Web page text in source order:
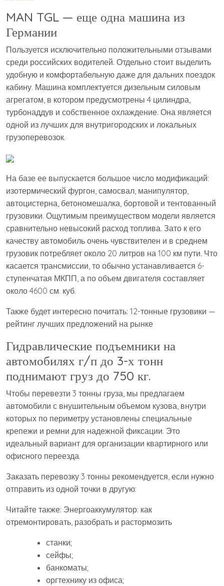
MAN TGL — еще одна машина из
Германии
Пользуется исключительно положительными отзывами
среди российских водителей. Отдельно стоит выделить
удобную и комфортабельную даже для дальних поездок
кабину. Машина комплектуется дизельным силовым
агрегатом, в котором предусмотрены 4 цилиндра,
турбонаддув и собственное охлаждение. Она является
одной из лучших для внутригородских и локальных
грузоперевозок.
На базе ее выпускается большое число модификаций:
изотермический фургон, самосвал, манипулятор,
автоцистерна, бетономешалка, бортовой и тентованный
грузовики. Ощутимым преимуществом модели является
сравнительно невысокий расход топлива. Зато к его
качеству автомобиль очень чувствителен и в среднем
грузовик потребляет около 20 литров на 100 км пути. Что
касается трансмиссии, то обычно устанавливается 6-
ступенчатая МКПП, а по объем двигателя составляет
около 4600 см. куб.
Также будет интересно почитать: 12-тонные грузовики —
рейтинг лучших предложений на рынке
Гидравлические подъемники на
автомобилях г/п до 3-х тонн
поднимают груз до 750 кг.
Чтобы перевезти 3 тонны груза, мы предлагаем
автомобили с внушительным объемом кузова, внутри
которых по периметру установлены специальные
крепежи и ремни для надежной фиксации. Это
идеальный вариант для организации квартирного или
офисного переезда.
Заказать перевозку 3 тонны рекомендуется, если нужно
отправить из одной точки в другую:
Читайте также: Энергоаккумулятор: как
отремонтировать, разобрать и растормозить
станки;
сейфы;
банкоматы;
оргтехнику из офиса;